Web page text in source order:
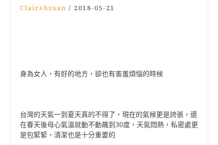
Clairehsuan / 2018-05-21
身為女人，有好的地方，卻也有害羞煩惱的時候
台灣的天氣一到夏天真的不得了，現在的氣候更是誇張，還
在春天後母心氣溫就動不動飆到30度，天氣悶熱，私密處更
是包緊緊，清潔也是十分重要的